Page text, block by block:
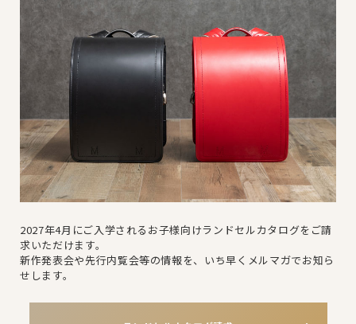
2027年4月にご入学されるお子様向けランドセルカタログをご請
求いただけます。
新作発表会や先行内覧会等の情報を、いち早くメルマガでお知ら
せします。